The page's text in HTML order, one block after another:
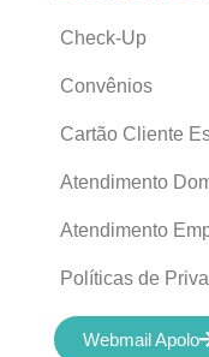
Check-Up
Convênios
Cartão Cliente
Atendimento
Atendimento
Políticas de
Webmail Apolo